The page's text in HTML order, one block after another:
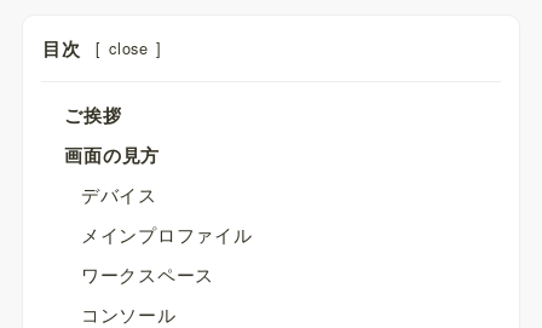
目次 [ close ]
ご挨拶
画面の見方
デバイス
メインプロファイル
ワークスペース
コンソール